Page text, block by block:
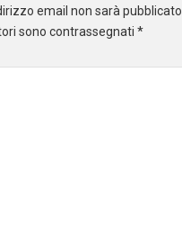
email non sarà pubblicato.
sono contrassegnati *